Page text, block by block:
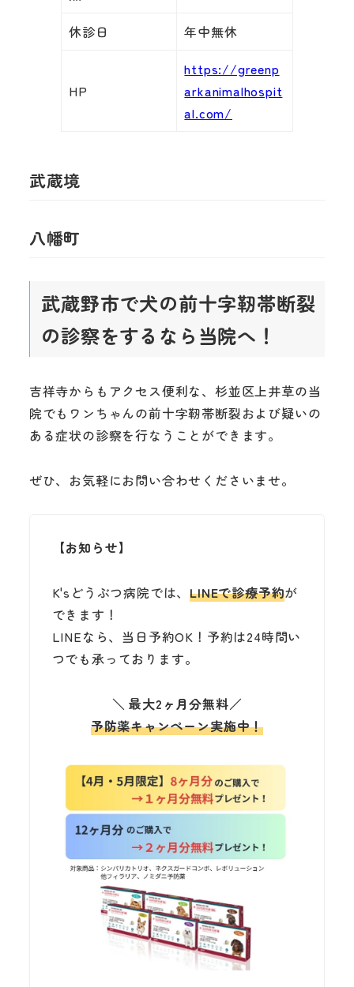
休診日
年中無休
HP
https://greenp
arkanimalhospit
al.com/
武蔵境
八幡町
武蔵野市で犬の前十字靭帯断裂
の診察をするなら当院へ！
吉祥寺からもアクセス便利な、杉並区上井草の当
院でもワンちゃんの前十字靭帯断裂および疑いの
ある症状の診察を行なうことができます。
ぜひ、お気軽にお問い合わせくださいませ。
【お知らせ】
K'sどうぶつ病院では、LINEで診療予約が
できます！
LINEなら、当日予約OK！予約は24時間い
つでも承っております。
＼最大2ヶ月分無料／
予防薬キャンペーン実施中！